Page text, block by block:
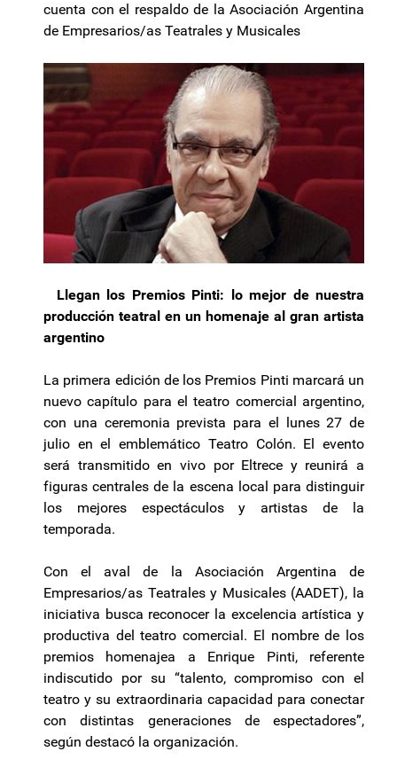
cuenta con el respaldo de la Asociación Argentina
de Empresarios/as Teatrales y Musicales
Llegan los Premios Pinti: lo mejor de nuestra
producción teatral en un homenaje al gran artista
argentino
La primera edición de los Premios Pinti marcará un
nuevo capítulo para el teatro comercial argentino,
con una ceremonia prevista para el lunes 27 de
julio en el emblemático Teatro Colón. El evento
será transmitido en vivo por Eltrece y reunirá a
figuras centrales de la escena local para distinguir
los mejores espectáculos y artistas de la
temporada.
Con el aval de la Asociación Argentina de
Empresarios/as Teatrales y Musicales (AADET), la
iniciativa busca reconocer la excelencia artística y
productiva del teatro comercial. El nombre de los
premios homenajea a Enrique Pinti, referente
indiscutido por su “talento, compromiso con el
teatro y su extraordinaria capacidad para conectar
con distintas generaciones de espectadores”,
según destacó la organización.